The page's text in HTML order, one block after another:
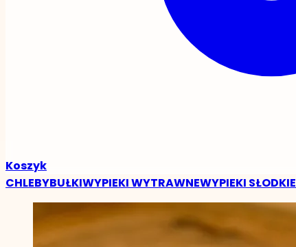
Koszyk
CHLEBYBUŁKIWYPIEKI WYTRAWNEWYPIEKI SŁODKIE